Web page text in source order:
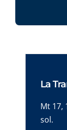
La
Mt 17,
sol.